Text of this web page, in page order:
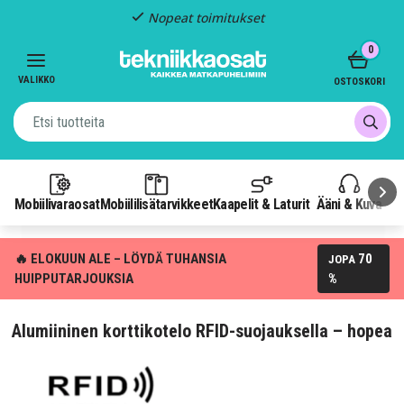
Nopeat toimitukset
VALIKKO
MobiilivaraosatMobiililisätarvikkeetKaapelit & Laturit Ääni & Kuva
0
OSTOSKORI
🔥 ELOKUUN ALE – LÖYDÄ TUHANSIA
HUIPPUTARJOUKSIA
JOPA 70
%
Alumiininen korttikotelo RFID-suojauksella – hopea